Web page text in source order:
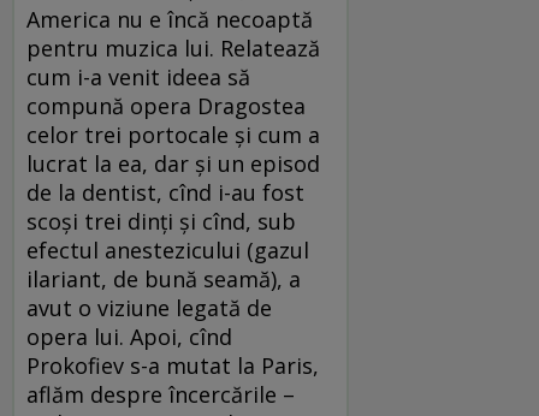
America nu e încă necoaptă
pentru muzica lui. Relatează
cum i-a venit ideea să
compună opera Dragostea
celor trei portocale şi cum a
lucrat la ea, dar şi un episod
de la dentist, cînd i-au fost
scoşi trei dinţi şi cînd, sub
efectul anestezicului (gazul
ilariant, de bună seamă), a
avut o viziune legată de
opera lui. Apoi, cînd
Prokofiev s-a mutat la Paris,
aflăm despre încercările –